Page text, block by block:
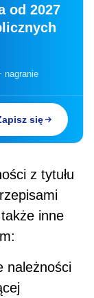
od 2027
nagranie
się
z tytułu
inne
należności